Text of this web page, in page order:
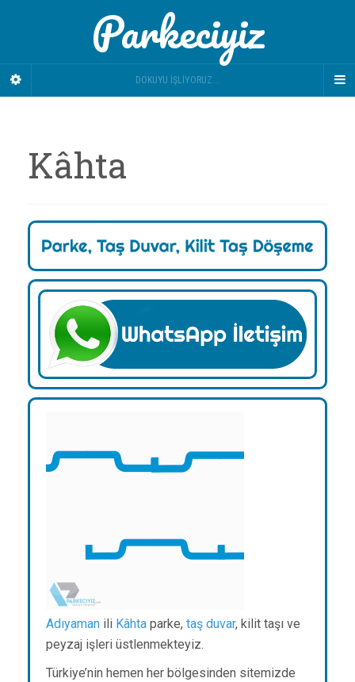
Parkeciyiz
DOKUYU İŞLIYORUZ...
Kâhta
Adıyaman ili Kâhta parke, taş duvar, kilit taşı ve
peyzaj işleri üstlenmekteyiz.
Türkiye’nin hemen her bölgesinden sitemizde